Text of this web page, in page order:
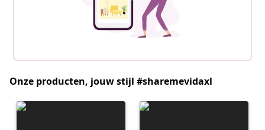
Onze producten, jouw stijl #sharemevidaxl